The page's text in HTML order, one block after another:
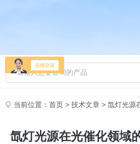
当前位置：首页 >技术文章 > 氙灯光源在光催
氙灯光源在光催化领域